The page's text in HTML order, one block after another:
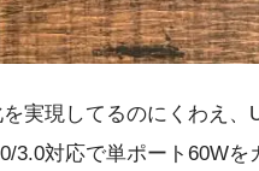
実現してるのにくわえ、
3.0対応で単ポート60Wを